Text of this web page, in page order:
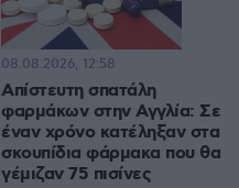
Απίστευτη σπατάλη
φαρμάκων στην Αγγλία: Σε
έναν χρόνο κατέληξαν στα
σκουπίδια φάρμακα που θα
γέμιζαν 75 πισίνες
08.08.2026, 12:58